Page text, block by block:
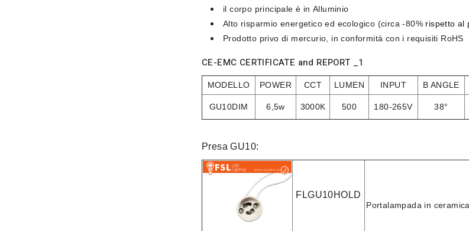
il corpo principale è in Alluminio
Alto risparmio energetico ed ecologico (circa -80% rispetto al
Prodotto privo di mercurio, in conformità con i requisiti RoHS
CE-EMC CERTIFICATE and REPORT _1
MODELLO POWER CCT LUMEN INPUT B ANGLE
GU10DIM 6,5w 3000K 500 180-265V 38°
Presa GU10:
FLGU10HOLD
Portalampada in